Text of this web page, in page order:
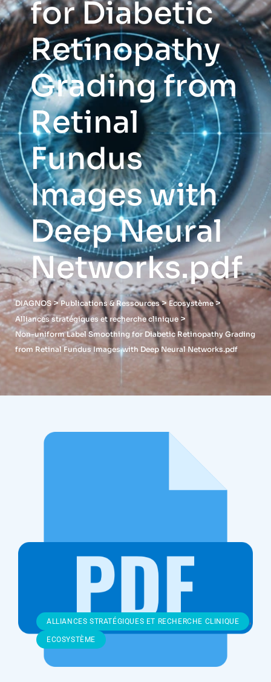
for Diabetic
Retinopathy
Grading from
Retinal
Fundus
Images with
Deep Neural
Networks.pdf
DIAGNOS>Publications & Ressources>Ecosystème>
Alliances stratégiques et recherche clinique >
Non-uniform Label Smoothing for Diabetic Retinopathy Grading
from Retinal Fundus Images with Deep Neural Networks.pdf
ALLIANCES STRATÉGIQUES ET RECHERCHE CLINIQUE ,
ECOSYSTÈME